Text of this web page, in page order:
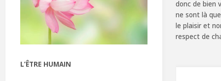
donc de bien
ne sont là
le plaisir et
respect de
L’ÊTRE HUMAIN